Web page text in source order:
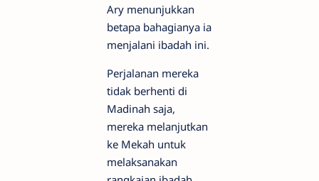
Ary menunjukkan
betapa bahagianya ia
menjalani ibadah ini.
Perjalanan mereka
tidak berhenti di
Madinah saja,
mereka melanjutkan
ke Mekah untuk
melaksanakan